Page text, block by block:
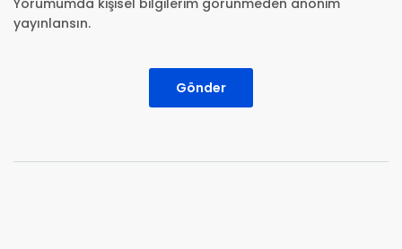
Yorumumda kişisel bilgilerim görünmeden anonim
yayınlansın.
Gönder